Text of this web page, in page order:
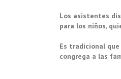
Los asistentes
para los niños,
Es tradicional
congrega a las